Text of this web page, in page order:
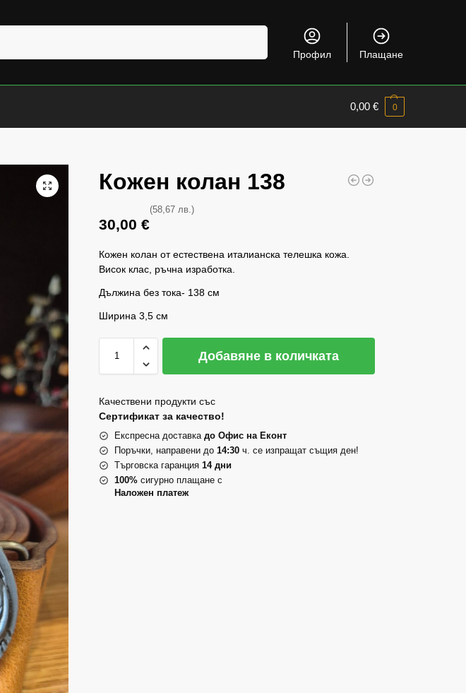
Профил Плащане
0,00 € 0
Кожен колан 138
30,00€
(58,67 лв.)
Кожен колан от естествена италианска телешка кожа.
Висок клас, ръчна изработка.
Дължина без тока- 138 см
Ширина 3,5 см
Добавяне в количката
Качествени продукти със
Сертификат за качество!
Експресна доставкадо Офис на Еконт
Поръчки, направени до14:30 ч. се изпращат същия ден!
Търговска гаранция14 дни
100% сигурно плащане с
Наложен платеж